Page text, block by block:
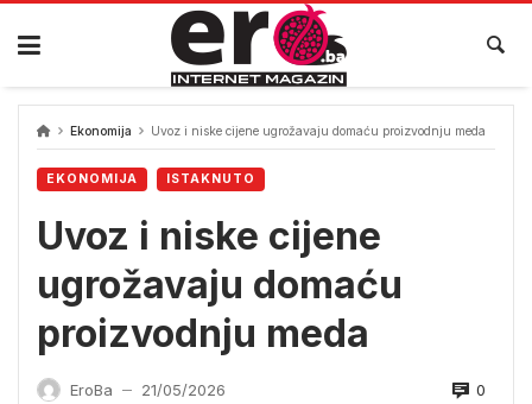
Skip
content
Ekonomija Uvoz i niske cijene ugrožavaju domaću proizvodnju meda
EKONOMIJA ISTAKNUTO
Uvoz i niske cijene
ugrožavaju domaću
proizvodnju meda
EroBa — 21/05/2026 0